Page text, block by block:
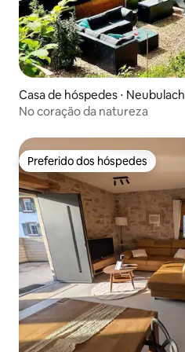
Casa de hóspedes ⋅ Neubulach
No coração da natureza
Preferido dos hóspedes
Preferido dos hóspedes